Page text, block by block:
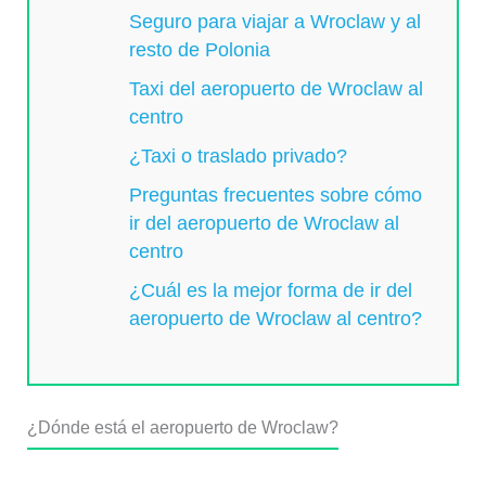
Seguro para viajar a Wroclaw y al
resto de Polonia
Taxi del aeropuerto de Wroclaw al
centro
¿Taxi o traslado privado?
Preguntas frecuentes sobre cómo
ir del aeropuerto de Wroclaw al
centro
¿Cuál es la mejor forma de ir del
aeropuerto de Wroclaw al centro?
¿Dónde está el aeropuerto de Wroclaw?